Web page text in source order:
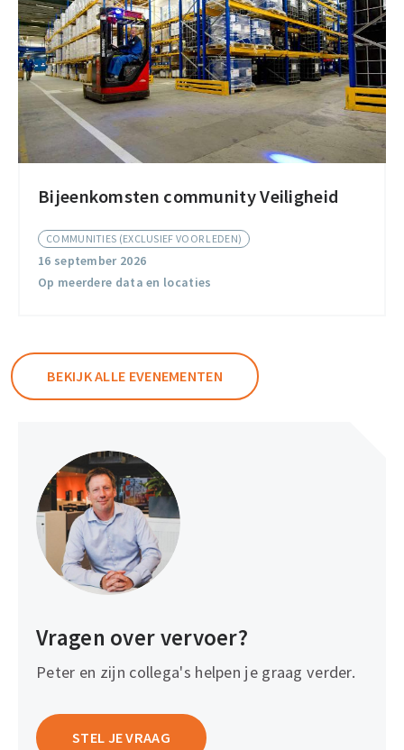
Bijeenkomsten community Veiligheid
COMMUNITIES (EXCLUSIEF VOOR LEDEN)
16 september 2026
Op meerdere data en locaties
Bijeenkomsten
Veiligheid
BEKIJK ALLE EVENEMENTEN
Vragen over vervoer?
Peter en zijn collega's helpen je graag verder.
STEL JE VRAAG